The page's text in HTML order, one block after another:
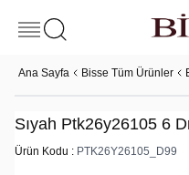
Ana Sayfa Bisse Tüm Ürünler
Sıyah Ptk26y26105 6
Ürün Kodu : PTK26Y26105_D99